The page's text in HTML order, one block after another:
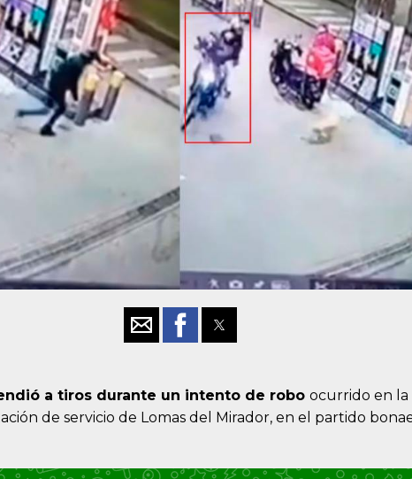
a tiros durante un intento de robo ocurrido en
de servicio de Lomas del Mirador, en el partido